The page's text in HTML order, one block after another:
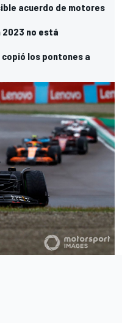
acuerdo de motores
2023 no está
copió los pontones a